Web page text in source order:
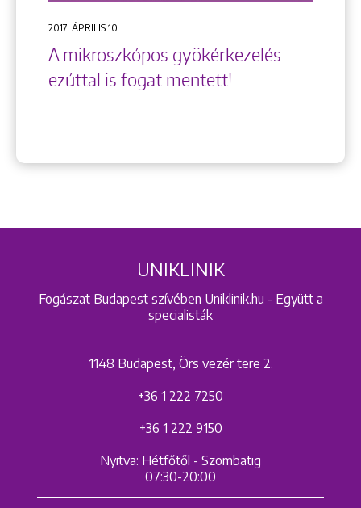
2017. ÁPRILIS 10.
A mikroszkópos gyökérkezelés
ezúttal is fogat mentett!
UNIKLINIK
Fogászat Budapest szívében Uniklinik.hu - Együtt a
specialisták
1148 Budapest, Örs vezér tere 2.
+36 1 222 7250
+36 1 222 9150
Nyitva: Hétfőtől - Szombatig
07:30-20:00